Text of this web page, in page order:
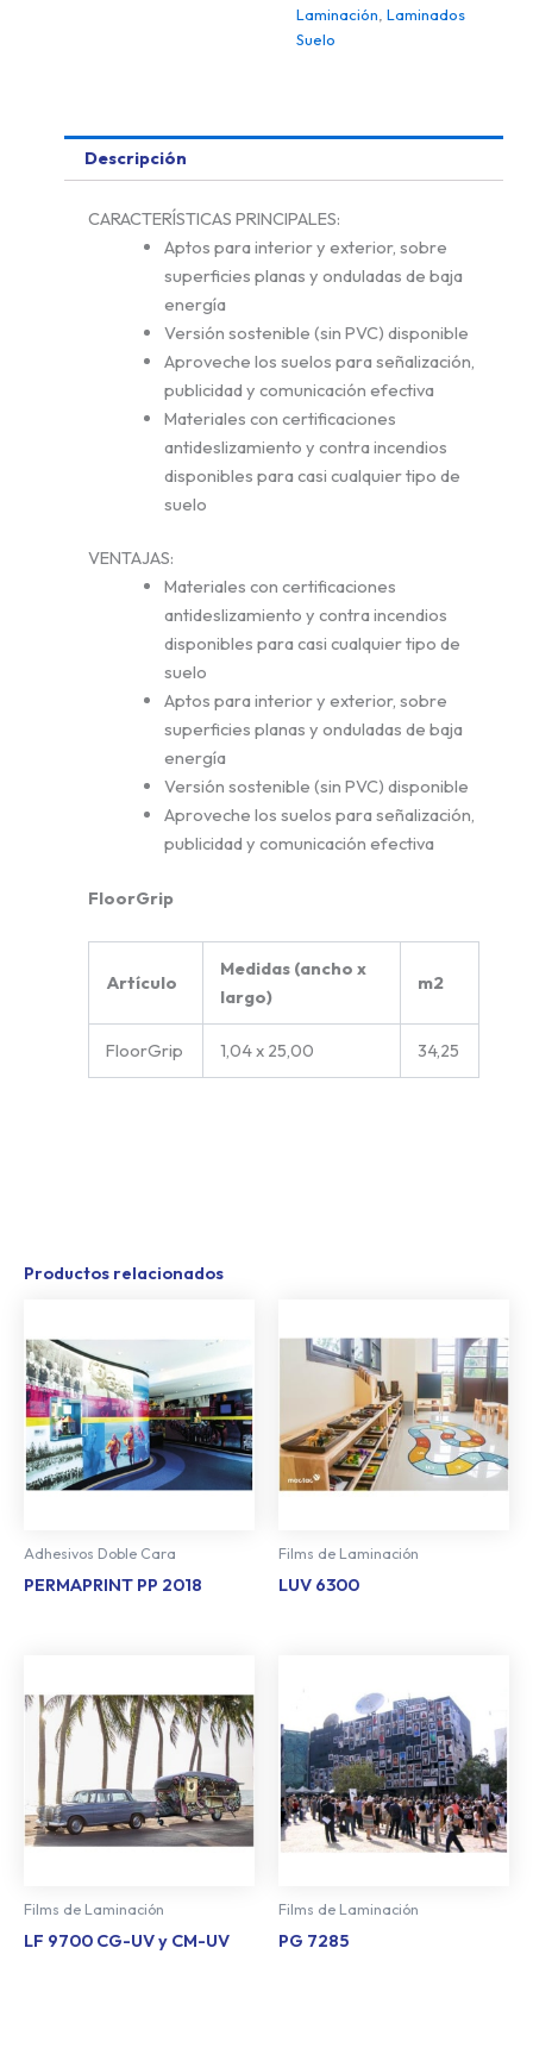
Laminación Laminados
Suelo
Descripción
CARACTERÍSTICAS PRINCIPALES:
Aptos para interior y exterior, sobre
superficies planas y onduladas de baja
energía
Versión sostenible (sin PVC) disponible
Aproveche los suelos para señalización,
publicidad y comunicación efectiva
Materiales con certificaciones
antideslizamiento y contra incendios
disponibles para casi cualquier tipo de
suelo
VENTAJAS:
Materiales con certificaciones
antideslizamiento y contra incendios
disponibles para casi cualquier tipo de
suelo
Aptos para interior y exterior, sobre
superficies planas y onduladas de baja
energía
Versión sostenible (sin PVC) disponible
Aproveche los suelos para señalización,
publicidad y comunicación efectiva
FloorGrip
Artículo
Medidas (ancho x
largo)
m2
FloorGrip 1,04 x 25,00 34,25
Productos relacionados
Adhesivos Doble Cara
PERMAPRINT PP 2018
Films de Laminación
LUV 6300
Films de Laminación
LF 9700 CG-UV y CM-UV
Films de Laminación
PG 7285